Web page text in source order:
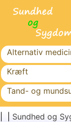
Alternativ
Kræft
Tand- og
Familiesundhed
Sundhed og